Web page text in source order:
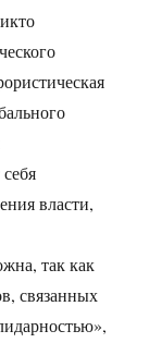
власти,
так как
связанных